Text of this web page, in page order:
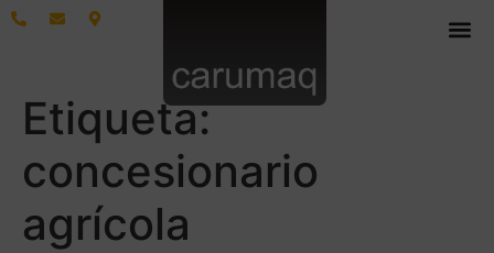
Etiqueta:
concesionario
agrícola